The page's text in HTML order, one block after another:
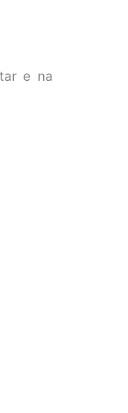
e na